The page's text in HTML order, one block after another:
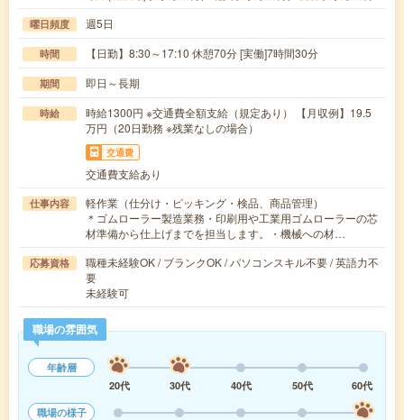
曜日頻度 週5日
時間 【日勤】8:30～17:10 休憩70分 [実働]7時間30分
期間 即日～長期
時給
時給1300円 ※交通費全額支給（規定あり） 【月収例】19.5
万円（20日勤務 ※残業なしの場合）
交通費
交通費支給あり
仕事内容
軽作業（仕分け・ピッキング・検品、商品管理）
＊ゴムローラー製造業務・印刷用や工業用ゴムローラーの芯
材準備から仕上げまでを担当します。・機械への材…
応募資格
職種未経験OK / ブランクOK / パソコンスキル不要 / 英語力不
要
未経験可
職場の雰囲気
年齢層
20代
30代 40代 50代
60代
職場の様子